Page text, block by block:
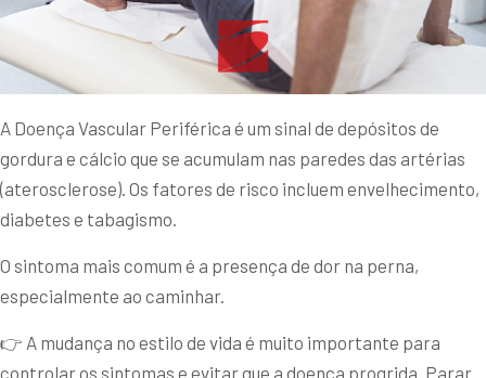
A Doença Vascular Periférica é um sinal de depósitos de
gordura e cálcio que se acumulam nas paredes das artérias
(aterosclerose). Os fatores de risco incluem envelhecimento,
diabetes e tabagismo.
O sintoma mais comum é a presença de dor na perna,
especialmente ao caminhar.
👉 A mudança no estilo de vida é muito importante para
controlar os sintomas e evitar que a doença progrida. Parar